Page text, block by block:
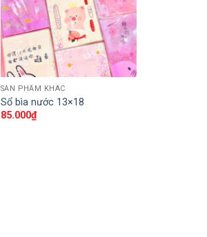
SẢN PHẨM KHÁC
Sổ bìa nước 13×18
85.000₫